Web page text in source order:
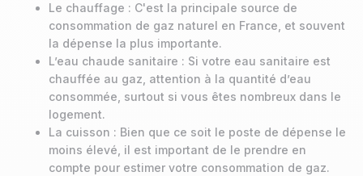
Le chauffage : C'est la principale source de
consommation de gaz naturel en France, et souvent
la dépense la plus importante.
L’eau chaude sanitaire : Si votre eau sanitaire est
chauffée au gaz, attention à la quantité d’eau
consommée, surtout si vous êtes nombreux dans le
logement.
La cuisson : Bien que ce soit le poste de dépense le
moins élevé, il est important de le prendre en
compte pour estimer votre consommation de gaz.